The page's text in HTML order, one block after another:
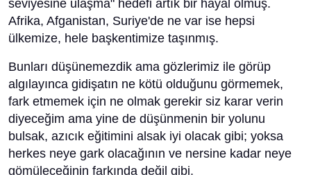
seviyesine ulaşma" hedefi artık bir hayal olmuş.
Afrika, Afganistan, Suriye'de ne var ise hepsi
ülkemize, hele başkentimize taşınmış.
Bunları düşünemezdik ama gözlerimiz ile görüp
algılayınca gidişatın ne kötü olduğunu görmemek,
fark etmemek için ne olmak gerekir siz karar verin
diyeceğim ama yine de düşünmenin bir yolunu
bulsak, azıcık eğitimini alsak iyi olacak gibi; yoksa
herkes neye gark olacağının ve nersine kadar neye
gömüleceğinin farkında değil gibi.